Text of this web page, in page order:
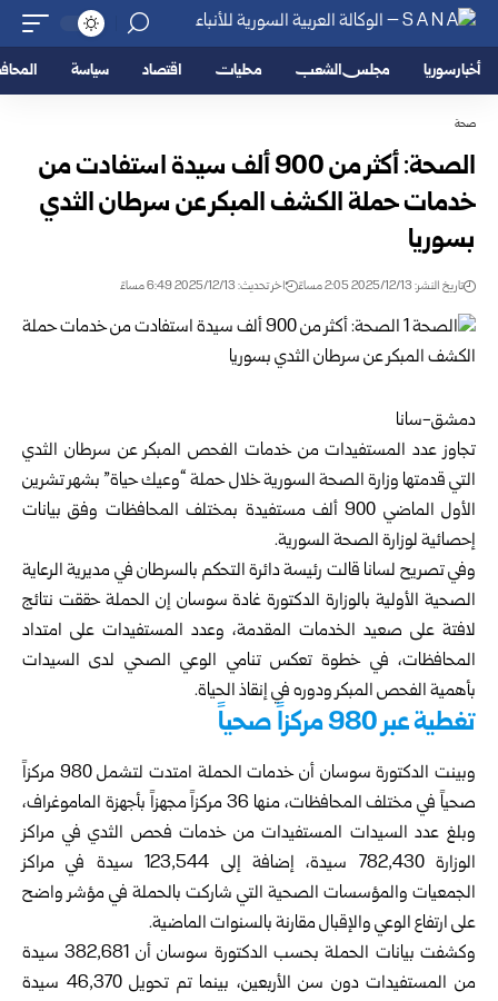
أخبار سوريا مجلس الشعب محليات اقتصاد سياسة
صحة
الصحة: أكثر من 900 ألف سيدة استفادت من
خدمات حملة الكشف المبكر عن سرطان الثدي
بسوريا
تاريخ النشر: 2025/12/13 2:05 مساءً اخر تحديث: 2025/12/13 6:49 مساءً
دمشق-سانا
تجاوز عدد المستفيدات من خدمات الفحص المبكر عن سرطان الثدي
التي قدمتها وزارة الصحة السوريةخلال حملة “وعيك حياة” بشهر تشرين
الأول الماضي 900 ألف مستفيدة بمختلف المحافظات وفق بيانات
إحصائية لوزارة الصحة السورية.
وفي تصريح لسانا قالت رئيسة دائرة التحكم بالسرطان في مديرية الرعاية
الصحية الأولية بالوزارة الدكتورة غادة سوسان إن الحملة حققت نتائج
لافتة على صعيد الخدمات المقدمة، وعدد المستفيدات على امتداد
المحافظات، في خطوة تعكس تنامي الوعي الصحي لدى السيدات
بأهمية الفحص المبكر ودوره في إنقاذ الحياة.
تغطية عبر 980 مركزاً صحياً
وبينت الدكتورة سوسان أن خدمات الحملة امتدت لتشمل 980 مركزاً
صحياً في مختلف المحافظات، منها 36 مركزاً مجهزاً بأجهزة الماموغراف،
وبلغ عدد السيدات المستفيدات من خدمات فحص الثدي في مراكز
الوزارة 782,430 سيدة، إضافة إلى 123,544 سيدة في مراكز
الجمعيات والمؤسسات الصحية التي شاركت بالحملة في مؤشر واضح
على ارتفاع الوعي والإقبال مقارنة بالسنوات الماضية.
وكشفت بيانات الحملة بحسب الدكتورة سوسان أن 382,681 سيدة
من المستفيدات دون سن الأربعين، بينما تم تحويل 46,370 سيدة